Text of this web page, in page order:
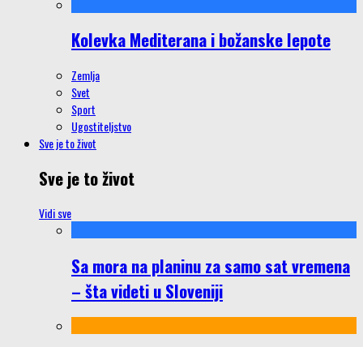
Kolevka Mediterana i božanske lepote
Zemlja
Svet
Sport
Ugostiteljstvo
Sve je to život
Sve je to život
Vidi sve
Sa mora na planinu za samo sat vremena
– šta videti u Sloveniji